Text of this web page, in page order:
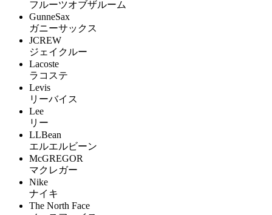
フルーツオブザルーム
GunneSax
ガニーサックス
JCREW
ジェイクルー
Lacoste
ラコステ
Levis
リーバイス
Lee
リー
LLBean
エルエルビーン
McGREGOR
マクレガー
Nike
ナイキ
The North Face